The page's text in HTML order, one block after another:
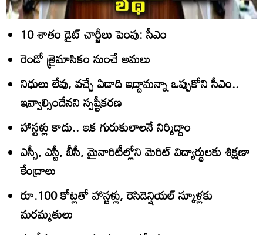
10 శాతం డైట్‌ చార్జీలు పెంపు: సీఎం
రెండో త్రైమాసికం నుంచే అమలు
నిధులు లేవు, వచ్చే ఏడాది ఇద్దామన్నా ఒప్పుకోని సీఎం..
ఇవ్వాల్సిందేనని స్పష్టీకరణ
హాస్టళ్లు కాదు.. ఇక గురుకులాలనే నిర్మిద్దాం
ఎస్సీ, ఎస్టీ, బీసీ, మైనారిటీల్లోని మెరిట్‌ విద్యార్థులకు శిక్షణా
కేంద్రాలు
రూ.100 కోట్లతో హాస్టళ్లు, రెసిడెన్షియల్‌ స్కూళ్లకు
మరమ్మతులు